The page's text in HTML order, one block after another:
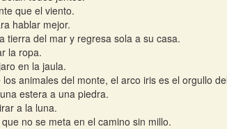
que el viento.
hablar mejor.
tierra del mar y regresa sola a su casa.
la ropa.
en la jaula.
animales del monte, el arco iris es el orgullo
estera a una piedra.
a la luna.
no se meta en el camino sin millo.